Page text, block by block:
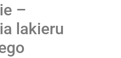
–
lakieru